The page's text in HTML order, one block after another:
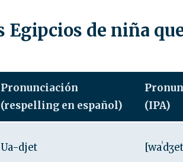
Egipcios de niña
Pronunciación
(respelling en español)
(IPA)
Ua-djet